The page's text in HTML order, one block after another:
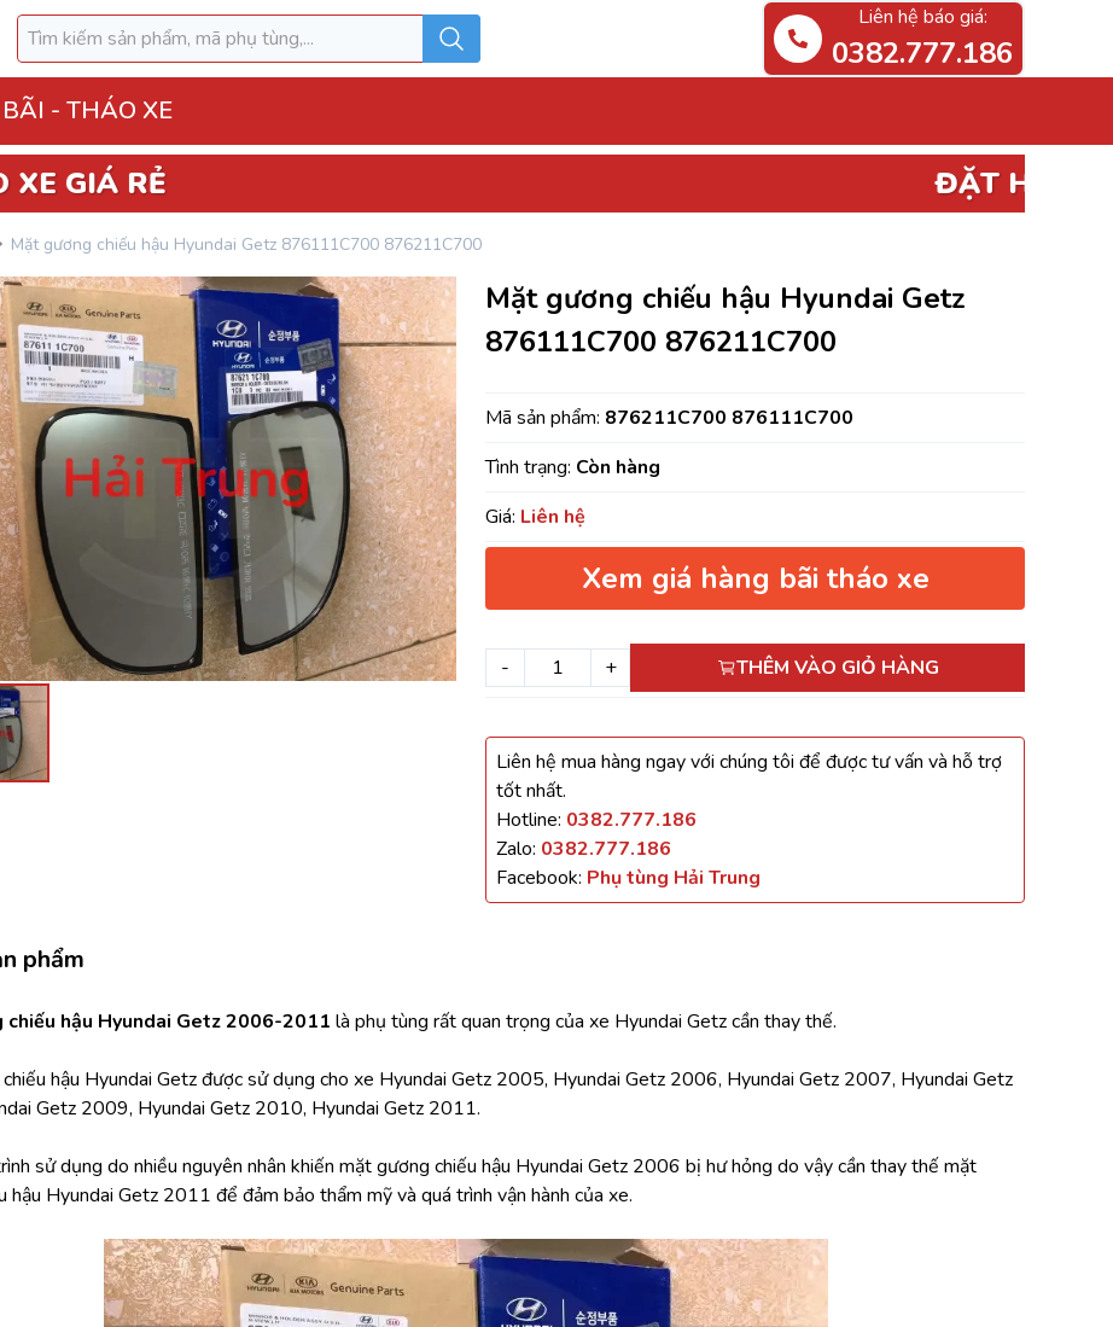
Liên hệ báo giá:
0382.777.186
Xe
trì, Hộp túi khí
Xe
SMK
hòa AC
Tháo Xe
Xe
Cánh Cửa
trong xe
BÃI - THÁO XE
PHỤ TÙNG
Mặt gương chiếu hậu Hyundai Getz 876111C700 876211C700
Mặt gương chiếu hậu Hyundai Getz
876111C700 876211C700
Mã sản phẩm: 876211C700 876111C700
Tình trạng: Còn hàng
Giá: Liên hệ
Xem giá hàng bãi tháo xe
- + THÊM VÀO GIỎ HÀNG
Liên hệ mua hàng ngay với chúng tôi để được tư vấn và hỗ trợ
tốt nhất.
Hotline: 0382.777.186
Zalo: 0382.777.186
Facebook: Phụ tùng Hải Trung
phẩm
chiếu hậu Hyundai Getz 2006-2011 là phụ tùng rất quan trọng của xe Hyundai Getz cần thay thế.
hậu Hyundai Getz được sử dụng cho xe Hyundai Getz 2005, Hyundai Getz 2006, Hyundai Getz 2007, Hyundai Getz
Getz 2009, Hyundai Getz 2010, Hyundai Getz 2011.
sử dụng do nhiều nguyên nhân khiến mặt gương chiếu hậu Hyundai Getz 2006 bị hư hỏng do vậy cần thay thế mặt
hậu Hyundai Getz 2011 để đảm bảo thẩm mỹ và quá trình vận hành của xe.